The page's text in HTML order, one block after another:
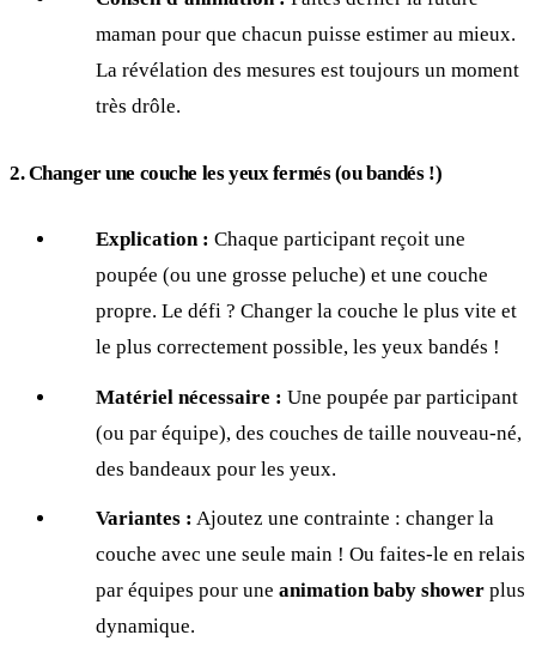
maman pour que chacun puisse estimer au mieux.
La révélation des mesures est toujours un moment
très drôle.
2. Changer une couche les yeux fermés (ou bandés !)
Explication : Chaque participant reçoit une
poupée (ou une grosse peluche) et une couche
propre. Le défi ? Changer la couche le plus vite et
le plus correctement possible, les yeux bandés !
Matériel nécessaire : Une poupée par participant
(ou par équipe), des couches de taille nouveau-né,
des bandeaux pour les yeux.
Variantes : Ajoutez une contrainte : changer la
couche avec une seule main ! Ou faites-le en relais
par équipes pour une animation baby shower plus
dynamique.